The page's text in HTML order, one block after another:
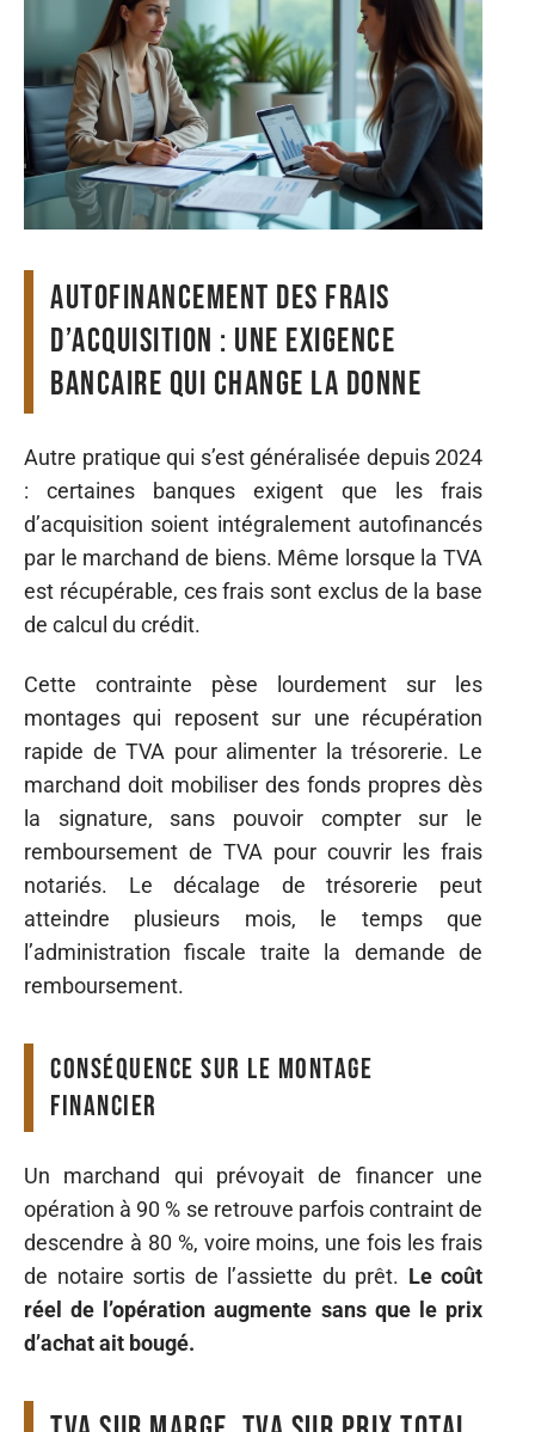
Autofinancement des frais
d’acquisition : une exigence
bancaire qui change la donne
Autre pratique qui s’est généralisée depuis 2024
: certaines banques exigent que les frais
d’acquisition soient intégralement autofinancés
par le marchand de biens. Même lorsque la TVA
est récupérable, ces frais sont exclus de la base
de calcul du crédit.
Cette contrainte pèse lourdement sur les
montages qui reposent sur une récupération
rapide de TVA pour alimenter la trésorerie. Le
marchand doit mobiliser des fonds propres dès
la signature, sans pouvoir compter sur le
remboursement de TVA pour couvrir les frais
notariés. Le décalage de trésorerie peut
atteindre plusieurs mois, le temps que
l’administration fiscale traite la demande de
remboursement.
Conséquence sur le montage
financier
Un marchand qui prévoyait de financer une
opération à 90 % se retrouve parfois contraint de
descendre à 80 %, voire moins, une fois les frais
de notaire sortis de l’assiette du prêt. Le coût
réel de l’opération augmente sans que le prix
d’achat ait bougé.